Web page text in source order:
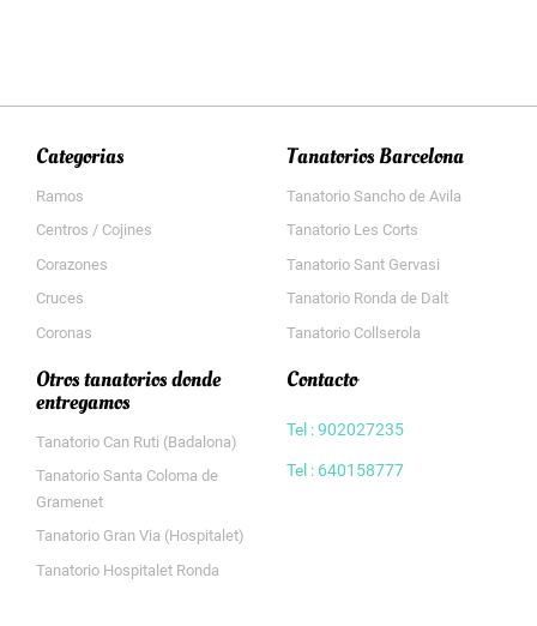
Categorias
Ramos
Centros / Cojines
Corazones
Cruces
Coronas
Tanatorios Barcelona
Tanatorio Sancho de Avila
Tanatorio Les Corts
Tanatorio Sant Gervasi
Tanatorio Ronda de Dalt
Tanatorio Collserola
Otros tanatorios donde
entregamos
Tanatorio Can Ruti (Badalona)
Tanatorio Santa Coloma de
Gramenet
Tanatorio Gran Via (Hospitalet)
Tanatorio Hospitalet Ronda
Contacto
Tel : 902027235
Tel : 640158777